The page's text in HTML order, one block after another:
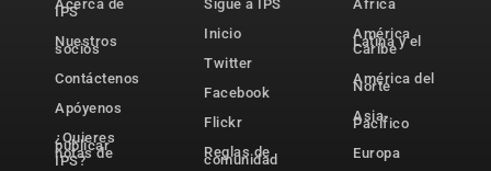
Acerca de
IPS
Nuestros
socios
Contáctenos
Apóyenos
¿Quieres
publicar
notas de
IPS?
Sigue a IPS
Inicio
Twitter
Facebook
Flickr
Reglas de
comunidad
África
América
Latina y el
Caribe
América del
Norte
Asia-
Pacífico
Europa